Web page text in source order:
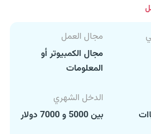
مجال العمل
مجال الكمبيوتر أو
المعلومات
الدخل الشهري
بين 5000 و 7000 دولار